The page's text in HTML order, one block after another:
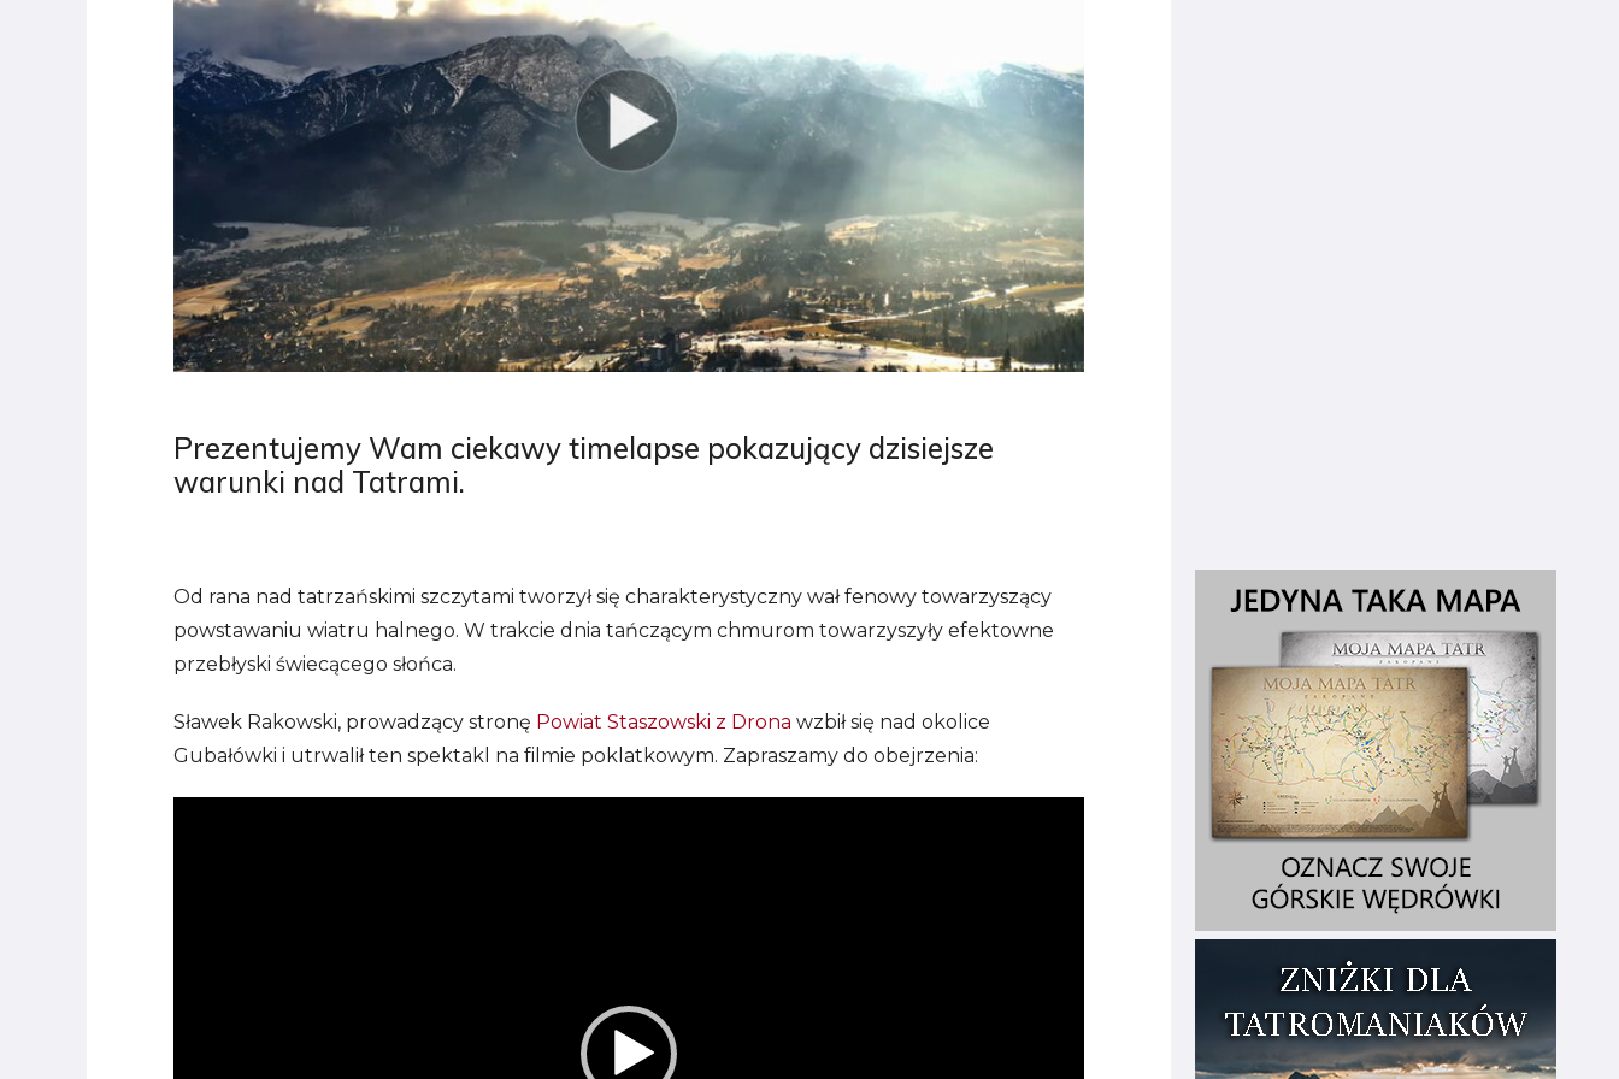
Prezentujemy Wam ciekawy timelapse pokazujący dzisiejsze
warunki nad Tatrami.
Od rana nad tatrzańskimi szczytami tworzył się charakterystyczny wał fenowy towarzyszący
powstawaniu wiatru halnego. W trakcie dnia tańczącym chmurom towarzyszyły efektowne
przebłyski świecącego słońca.
Sławek Rakowski, prowadzący stronę Powiat Staszowski z Drona wzbił się nad okolice
Gubałówki i utrwalił ten spektakl na filmie poklatkowym. Zapraszamy do obejrzenia: